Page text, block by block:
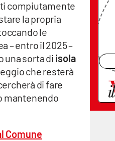
compiutamente
la propria
le
– entro il 2025 –
una sorta di isola
che resterà
di fare
mantenendo
Comune